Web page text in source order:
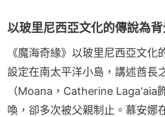
以玻里尼西亞文化的傳說為
《魔海奇緣》以玻里尼西亞文化
設定在南太平洋小島，講述酋長
（Moana，Catherine Laga'aia
喚，卻多次被父親制止。慕安娜